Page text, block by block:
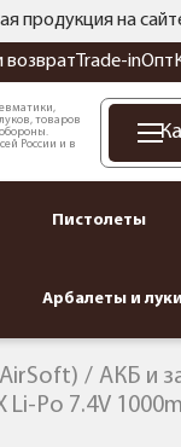
продукция на
возврат Trade-inОпт
товаров
России и в
Пистолеты
Арбалеты и луки
АКБ и
Po 7.4V